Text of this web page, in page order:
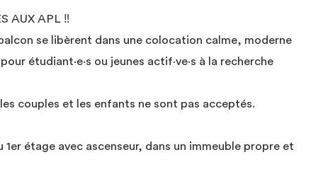
AUX APL ‼️
se libèrent dans une colocation calme, moderne
étudiant·e·s ou jeunes actif·ve·s à la recherche
couples et les enfants ne sont pas acceptés.
étage avec ascenseur, dans un immeuble propre et